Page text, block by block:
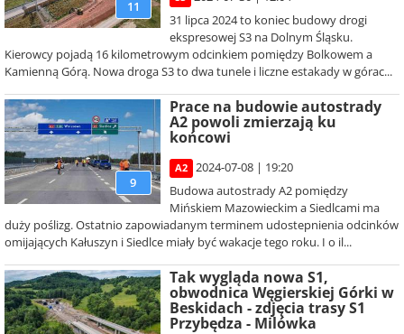
11
31 lipca 2024 to koniec budowy drogi
ekspresowej S3 na Dolnym Śląsku.
Kierowcy pojadą 16 kilometrowym odcinkiem pomiędzy Bolkowem a
Kamienną Górą. Nowa droga S3 to dwa tunele i liczne estakady w górac...
9
Prace na budowie autostrady
A2 powoli zmierzają ku
końcowi
A2
2024-07-08 | 19:20
Budowa autostrady A2 pomiędzy
Mińskiem Mazowieckim a Siedlcami ma
duży poślizg. Ostatnio zapowiadanym terminem udostepnienia odcinków
omijających Kałuszyn i Siedlce miały być wakacje tego roku. I o il...
Tak wygląda nowa S1,
obwodnica Węgierskiej Górki w
Beskidach - zdjęcia trasy S1
Przybędza - Milówka